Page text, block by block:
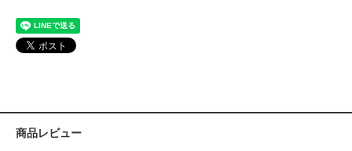
商品レビュー